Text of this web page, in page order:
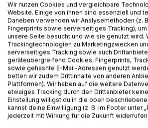
Auf Drängen ihrer Schwester zieht Lisa
Berlin in das beschauliche
Kann es noch schlimmer kommen?
Es kann!
Sie soll künftig in der Kanzlei ihres
Schwagers Mathias arbeiten. Das
spät kommen, rund um die Uhr
Styling zu jeder Tageszeit und nicht
Gehalt wie in Berlin.
Wir nutzen Cookies und vergleichbare
Website. Einige von ihnen sind essenziell und
Daneben verwenden wir Analysemethoden (z.
Fingerprints sowie serverseitiges Tracking),
unsere Seite besucht und wie sie genutzt wird.
Trackingtechnologien zu Marketingzwecken
serverseitiges Tracking sowie auch
geräteübergreifend Cookies, Fingerprints,
sowie gehashte E-Mail-Adressen genutzt
betten wir zudem Drittinhalte von anderen
Plattformen). Wir haben auf die weitere
etwaiges Tracking durch den Drittanbieter
Einstellung willigst du in die oben
kannst deine Einwilligung (z. B. im Footer unter
jederzeit mit Wirkung für die Zukunft